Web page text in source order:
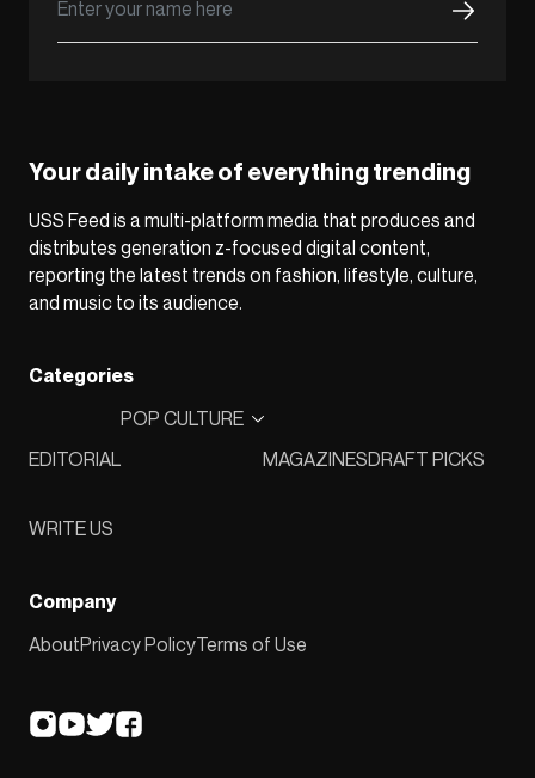
Your daily intake of everything trending
USS Feed is a multi-platform media that produces and
distributes generation z-focused digital content,
reporting the latest trends on fashion, lifestyle, culture,
and music to its audience.
Categories
EDITORIAL
POP CULTURE
MAGAZINESDRAFT PICKS
WRITE US
Company
AboutPrivacy PolicyTerms of Use